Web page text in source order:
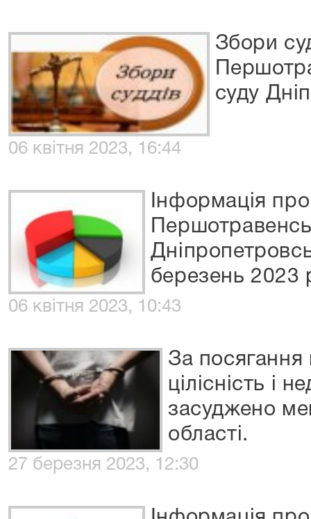
Збори
суду
06 квітня 2023, 16:44
Інформація
березень 2023
06 квітня 2023, 10:43
За посягання
цілісність і
засуджено
області.
27 березня 2023, 12:30